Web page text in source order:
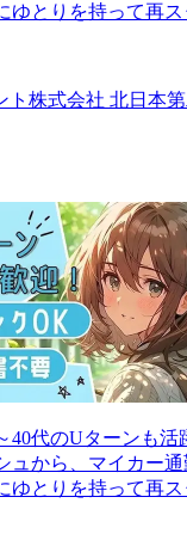
ゆとりを持って再
ト株式会社 北日本
40代のUターンも
ュから、マイカー通
ゆとりを持って再